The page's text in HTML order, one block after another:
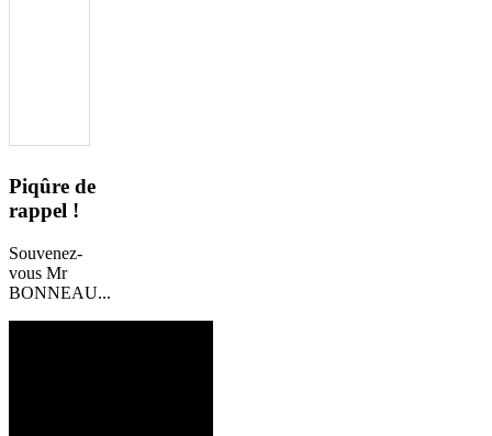
Piqûre de
rappel !
Souvenez-
vous Mr
BONNEAU...